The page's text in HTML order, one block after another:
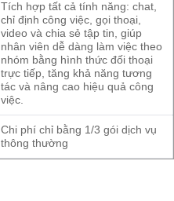
Tích hợp tất cả tính năng: chat,
chỉ định công việc, gọi thoại,
video và chia sẻ tập tin, giúp
nhân viên dễ dàng làm việc theo
nhóm bằng hình thức đối thoại
trực tiếp, tăng khả năng tương
tác và nâng cao hiệu quả công
việc.
Chi phí chỉ bằng 1/3 gói dịch vụ
thông thường